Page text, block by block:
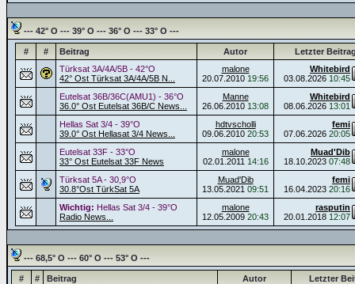
--- 42° O --- 39° O --- 36° O --- 33° O ---
# # Beitrag Autor
Letzter
Türksat 3A/4A/5B - 42°O
42° Ost Türksat 3A/4A/5B N...
malone
20.07.2010 19:56
Whitebird
03.08.2026 10:45
Eutelsat 36B/36C(AMU1) - 36°O
36.0° Ost Eutelsat 36B/C News...
Manne
26.06.2010 13:08
Whitebird
08.06.2026 13:01
Hellas Sat 3/4 - 39°O
39.0° Ost Hellasat 3/4 News...
hdtvscholli
09.06.2010 20:53
femi
07.06.2026 20:05
Eutelsat 33F - 33°O
33° Ost Eutelsat 33F News
malone
02.01.2011 14:16
Muad'Dib
18.10.2023 07:48
Türksat 5A - 30,9°O
30.8°Ost TürkSat 5A
Muad'Dib
13.05.2021 09:51
femi
16.04.2023 20:16
Wichtig: Hellas Sat 3/4 - 39°O
Radio News...
malone
12.05.2009 20:43
rasputin
20.01.2018 12:07
--- 68,5° O --- 60° O --- 53° O ---
# # Beitrag Autor
Letzter